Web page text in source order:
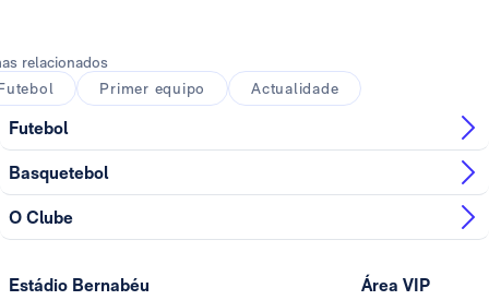
relacionados
Primer equipo Actualidade
Futebol
Basquetebol
O Clube
Estádio Bernabéu Área VIP